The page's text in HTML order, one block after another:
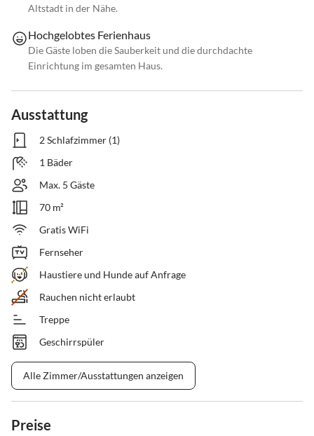
Altstadt in der Nähe.
Hochgelobtes Ferienhaus
Die Gäste loben die Sauberkeit und die durchdachte
Einrichtung im gesamten Haus.
Ausstattung
2 Schlafzimmer (1)
1 Bäder
Max. 5 Gäste
70 m²
Gratis WiFi
Fernseher
Haustiere und Hunde auf Anfrage
Rauchen nicht erlaubt
Treppe
Geschirrspüler
Alle Zimmer/Ausstattungen anzeigen
Preise